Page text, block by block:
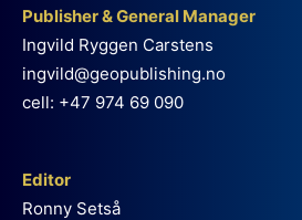
Publisher & General Manager
Ingvild Ryggen Carstens
ingvild@geopublishing.no
cell: +47 974 69 090
Editor
Ronny Setså